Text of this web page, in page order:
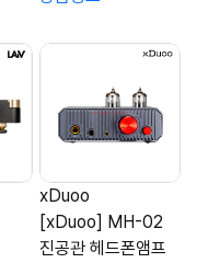
xDuoo
[xDuoo] MH-02
진공관 헤드폰앰프